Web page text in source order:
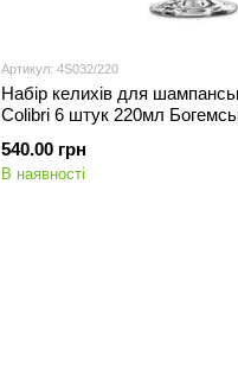
Артикул: 4S032/220
Набір келихів для
Colibri 6 штук 220мл
540.00 грн
В наявності